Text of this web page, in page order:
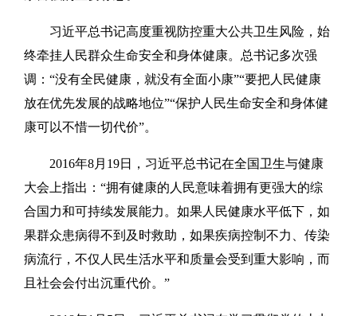
习近平总书记高度重视防控重大公共卫生风险，始
终牵挂人民群众生命安全和身体健康。总书记多次强
调：“没有全民健康，就没有全面小康”“要把人民健康
放在优先发展的战略地位”“保护人民生命安全和身体健
康可以不惜一切代价”。
2016年8月19日，习近平总书记在全国卫生与健康
大会上指出：“拥有健康的人民意味着拥有更强大的综
合国力和可持续发展能力。如果人民健康水平低下，如
果群众患病得不到及时救助，如果疾病控制不力、传染
病流行，不仅人民生活水平和质量会受到重大影响，而
且社会会付出沉重代价。”